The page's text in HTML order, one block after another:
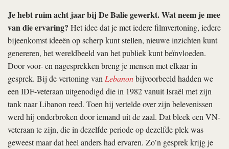
Je hebt ruim acht jaar bij De Balie gewerkt. Wat neem je mee
van die ervaring? Het idee dat je met iedere filmvertoning, iedere
bijeenkomst ideeën op scherp kunt stellen, nieuwe inzichten kunt
genereren, het wereldbeeld van het publiek kunt beïnvloeden.
Door voor- en nagesprekken breng je mensen met elkaar in
gesprek. Bij de vertoning vanLebanonbijvoorbeeld hadden we
een IDF-veteraan uitgenodigd die in 1982 vanuit Israël met zijn
tank naar Libanon reed. Toen hij vertelde over zijn belevenissen
werd hij onderbroken door iemand uit de zaal. Dat bleek een VN-
veteraan te zijn, die in dezelfde periode op dezelfde plek was
geweest maar dat heel anders had ervaren. Zo’n gesprek krijg je